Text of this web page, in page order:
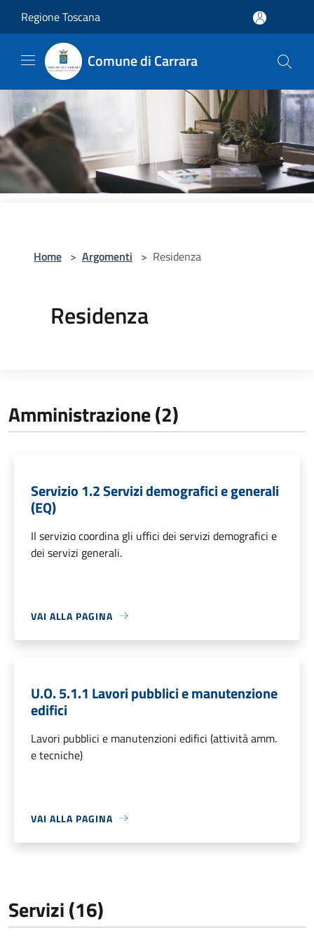
Regione Toscana
Comune di Carrara
Home > Argomenti > Residenza
Residenza
Amministrazione (2)
Servizio 1.2 Servizi demografici e generali
(EQ)
Il servizio coordina gli uffici dei servizi demografici e
dei servizi generali.
VAI ALLA PAGINA
U.O. 5.1.1 Lavori pubblici e manutenzione
edifici
Lavori pubblici e manutenzioni edifici (attività amm.
e tecniche)
VAI ALLA PAGINA
Servizi (16)